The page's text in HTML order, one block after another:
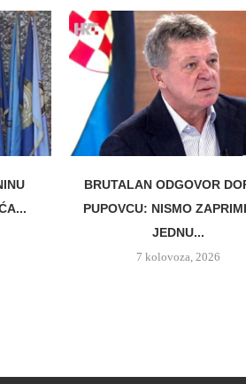
BRUTALAN ODGOVOR
PUPOVCU: NISMO
JEDNU...
7 kolovoza, 2026